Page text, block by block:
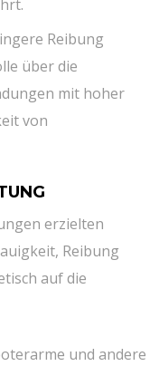
Reibung
über die
mit hoher
von
erzielten
Reibung
auf die
und andere